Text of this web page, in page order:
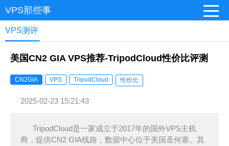
VPS那些事
VPS测评
美国CN2 GIA VPS推荐-TripodCloud性价比评测
CN2GIA VPS TripodCloud 性价比
2025-02-23 15:21:43
TripodCloud是一家成立于2017年的国外VPS主机
商，提供CN2 GIA线路，数据中心位于美国圣何塞。其